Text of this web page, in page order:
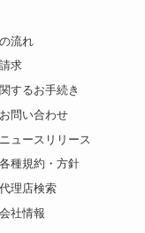
流れ
求
するお手続き
お問い合わせ
ニュースリリース
各種規約・方針
代理店検索
会社情報